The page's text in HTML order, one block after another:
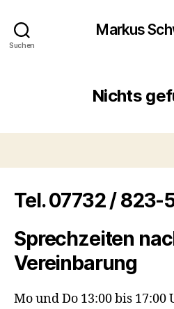
Suchen
Markus
Nichts
Tel. 07732 / 823-
Sprechzeiten
Vereinbarung
Mo und Do 13:00 bis 17:00